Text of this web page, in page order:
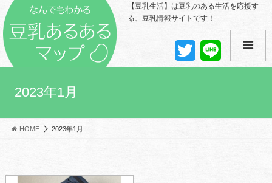
【豆乳生活】は豆乳のある生活を応援す
る、豆乳情報サイトです！
T
2023年1月
HOME 2023年1月